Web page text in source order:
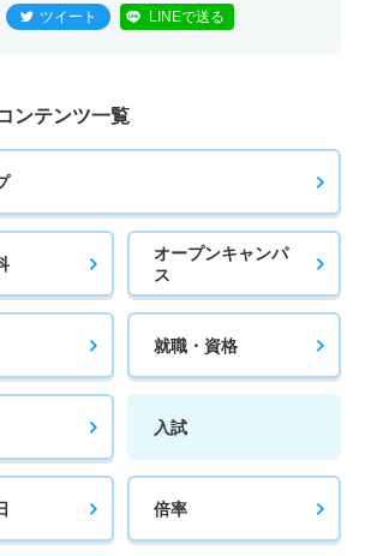
ツイート LINEで送る
ンテンツ一覧
オープンキャンパ
ス
就職・資格
入試
倍率